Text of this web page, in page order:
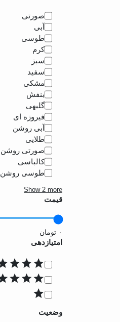
رنگصورتی
آبی
طوسی
کرم
سبز
سفید
مشکی
بنفش
گلبهی
فیروزه ای
آبی روشن
طلایی
صورتی روشن
کالباسی
طوسی روشن
Show 2 more
قیمت
امتیازدهی
امتیاز
وضعیت